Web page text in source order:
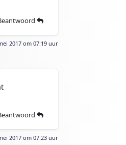
2017 om 07:19 uur
2017 om 07:23 uur